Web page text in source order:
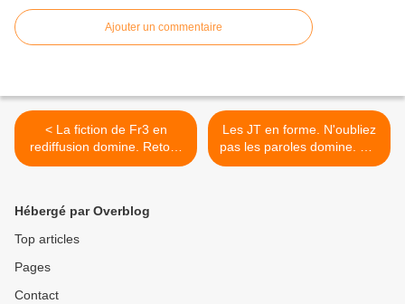
Ajouter un commentaire
< La fiction de Fr3 en
rediffusion domine. Retour
en chute libre pour Vise le
C8 et TMC cartonnent, le
Les JT en forme. N'oubliez
pas les paroles domine. C à
vous leader des talk. TPMP
Hébergé par Overblog
Top articles
Pages
Contact